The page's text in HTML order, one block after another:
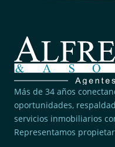
Más de 34 años
oportunidades,
servicios inmobiliarios
Representamos